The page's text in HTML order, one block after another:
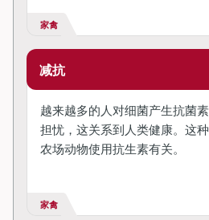
家禽
减抗
越来越多的人对细菌产生抗菌
担忧，这关系到人类健康。这
农场动物使用抗生素有关。
家禽